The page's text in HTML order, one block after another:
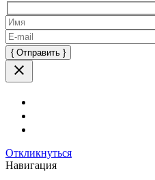
Оставьте
это
поле
Откликнуться
Навигация